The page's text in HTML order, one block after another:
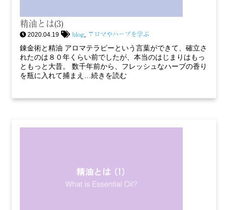
精油とは(3)
2020.04.19 blog アロマやハーブを学ぶ
錬金術と精油 アロマテラピーという言葉ができて、確立さ
れたのは８０年くらい前でしたが、本当のはじまりはもっ
ともっと大昔。 数千年前から、フレッシュなハーブの香り
を瓶に入れて捕まえ…続きを読む